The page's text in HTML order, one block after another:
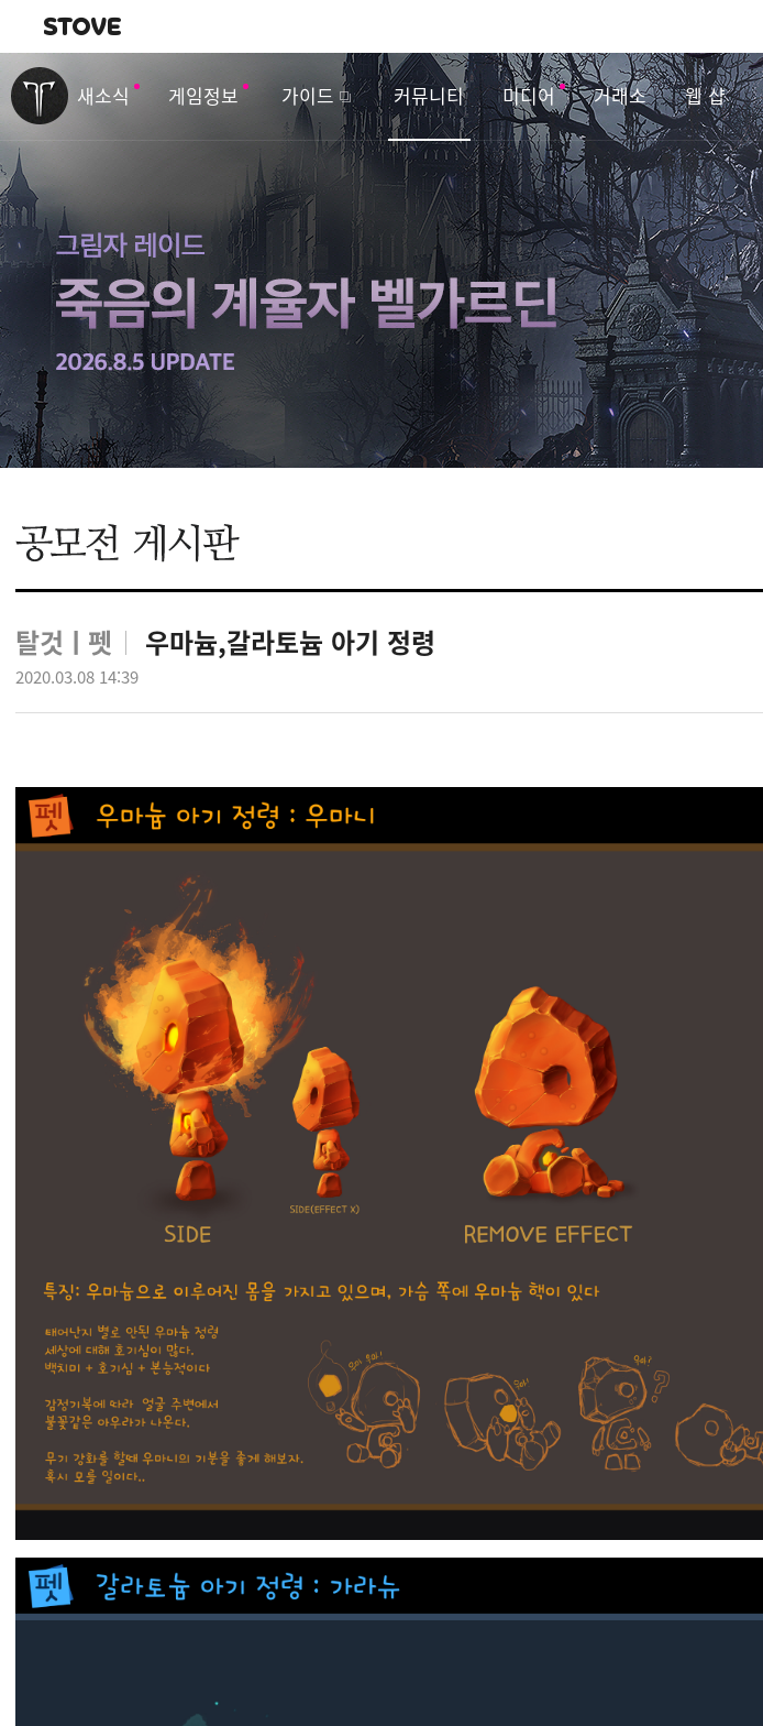
내비게이션
새소식 게임정보 가이드 커뮤니티 미디어 거래소 웹 샵
벤
트
&
업
데
이
트
탈것ㅣ펫 우마늄,갈라토늄 아기 정령
2020.03.08 14:39